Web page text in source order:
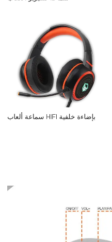
سماعة ألعاب HIFI بإضاءة خلفية